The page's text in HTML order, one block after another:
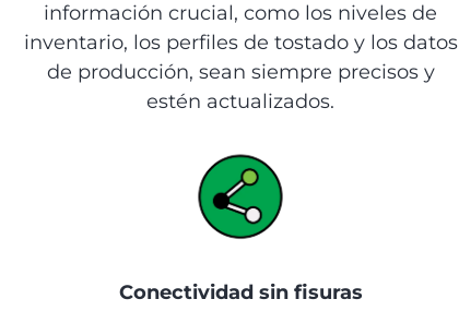
información crucial, como los niveles de
inventario, los perfiles de tostado y los datos
de producción, sean siempre precisos y
estén actualizados.
Conectividad sin fisuras